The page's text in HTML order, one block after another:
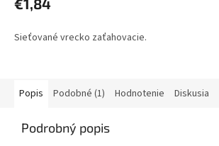
€1,84
Sieťované vrecko zaťahovacie.
Popis Podobné (1) Hodnotenie Diskusia
Podrobný popis